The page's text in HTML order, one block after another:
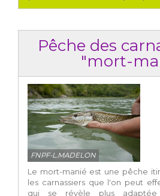
Pêche des
"mort-
FNPF-L.MADELON
Le mort-manié est une pêche
les carnassiers que l'on peut
qui se révèle plus